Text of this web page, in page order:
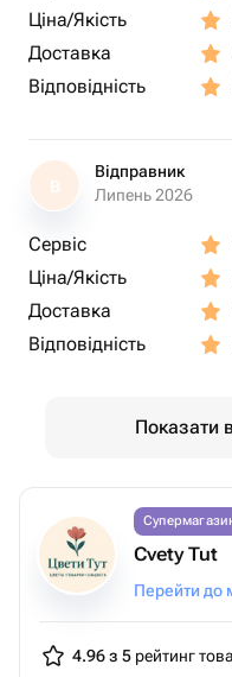
Ціна/Якість
Доставка
Відповідність
В
Відправник
Липень 2026
Сервіс
Ціна/Якість
Доставка
Відповідність
Показати
Cvety Tut
Перейти до
4.96 з 5 рейтинг